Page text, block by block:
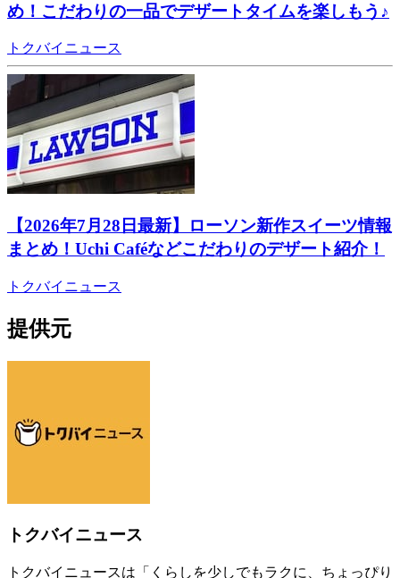
め！こだわりの一品でデザートタイムを楽しもう♪
トクバイニュース
【2026年7月28日最新】ローソン新作スイーツ情報
まとめ！Uchi Caféなどこだわりのデザート紹介！
トクバイニュース
提供元
トクバイニュース
トクバイニュースは「くらしを少しでもラクに、ちょっぴり